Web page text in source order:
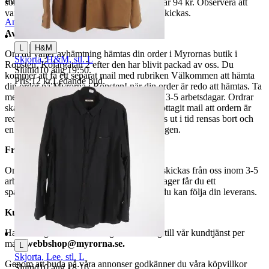
som avslutas samma dag. Samfraktspriset är 94 kr. Observera att
varor märkta endast avhämtning inte kan skickas.
Avhämtning
Om du väljer avhämtning hämtas din order i Myrornas butik i
Ropsten, Kolargatan 2 efter den har blivit packad av oss. Du
kommer att få ett separat mail med rubriken Välkommen att hämta
din order på Myrorna i Ropsten! när din order är redo att hämtas. Ta
med legitimation. Hanteringstiden är cirka 3-5 arbetsdagar. Ordrar
ska hämtas senast 7 dagar efter att man mottagit mail att ordern är
redo för avhämtning. Ordrar som ej hämtas ut i tid rensas bort och
en avgift på 84 kr dras av från återbetalningen.
Frakt
Om du har valt frakt kommer din vara att skickas från oss inom 3-5
arbetsdagar. När din vara har lämnat vårt lager får du ett
spårningsnummer av DSV inom kort där du kan följa din leverans.
Kundservice
Har du frågor eller funderingar hör av dig till vår kundtjänst per
mail: webbshop@myrorna.se.
Genom att buda på våra annonser godkänner du våra köpvillkor
Anmäl Sälj liknande
| H&M
Skjorta, H&M, stl. L
Sluttid10 aug 19:50.
Pris:12 kr,Ledande bud.
Skjorta, Lee, stl. L